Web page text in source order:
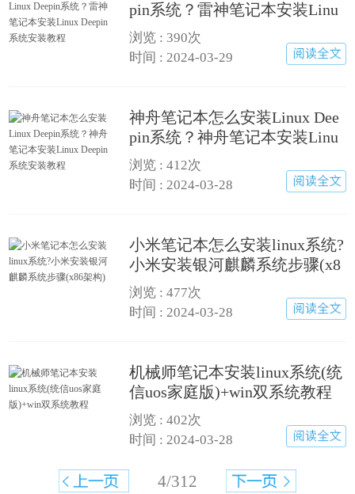
pin系统？雷神笔记本安装Linu
x Deepin系统安装教程
浏览 : 390次
时间 : 2024-03-29
神舟笔记本怎么安装Linux Dee
pin系统？神舟笔记本安装Linu
x Deepin系统安装教程
浏览 :412次
时间 : 2024-03-28
小米笔记本怎么安装linux系统?
小米安装银河麒麟系统步骤(x8
6架构)
浏览 :477次
时间 : 2024-03-28
机械师笔记本安装linux系统(统
信uos家庭版)+win双系统教程
浏览 :402次
时间 : 2024-03-28
4/312